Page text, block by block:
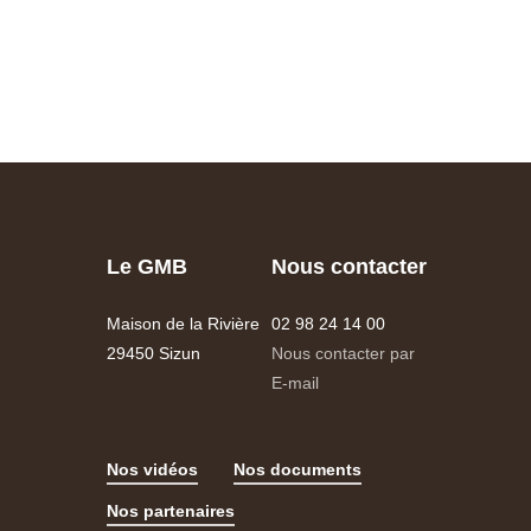
Le GMB
Maison de la Rivière
29450 Sizun
Nous contacter
02 98 24 14 00
Nous contacter par
E-mail
Nos vidéos Nos documents
Nos partenaires